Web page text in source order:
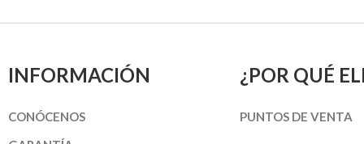
INFORMACIÓN
CONÓCENOS
¿POR QUÉ
PUNTOS DE VENTA